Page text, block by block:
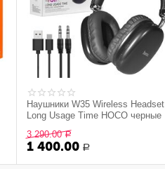
Наушники W35 Wireless Headset
Long Usage Time HOCO черные
3 290.00 Р
1 400.00 Р